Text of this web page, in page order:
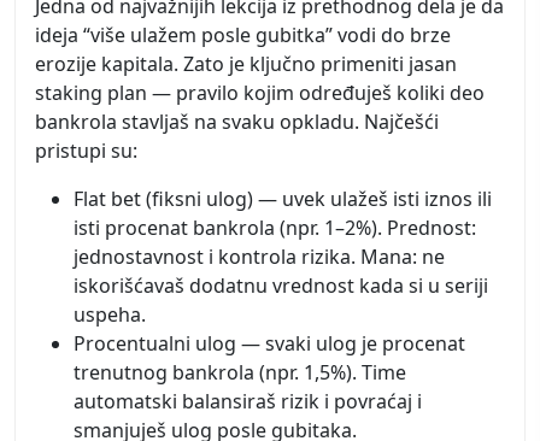
Jedna od najvažnijih lekcija iz prethodnog dela je da
ideja “više ulažem posle gubitka” vodi do brze
erozije kapitala. Zato je ključno primeniti jasan
staking plan — pravilo kojim određuješ koliki deo
bankrola stavljaš na svaku opkladu. Najčešći
pristupi su:
Flat bet (fiksni ulog) — uvek ulažeš isti iznos ili
isti procenat bankrola (npr. 1–2%). Prednost:
jednostavnost i kontrola rizika. Mana: ne
iskorišćavaš dodatnu vrednost kada si u seriji
uspeha.
Procentualni ulog — svaki ulog je procenat
trenutnog bankrola (npr. 1,5%). Time
automatski balansiraš rizik i povraćaj i
smanjuješ ulog posle gubitaka.